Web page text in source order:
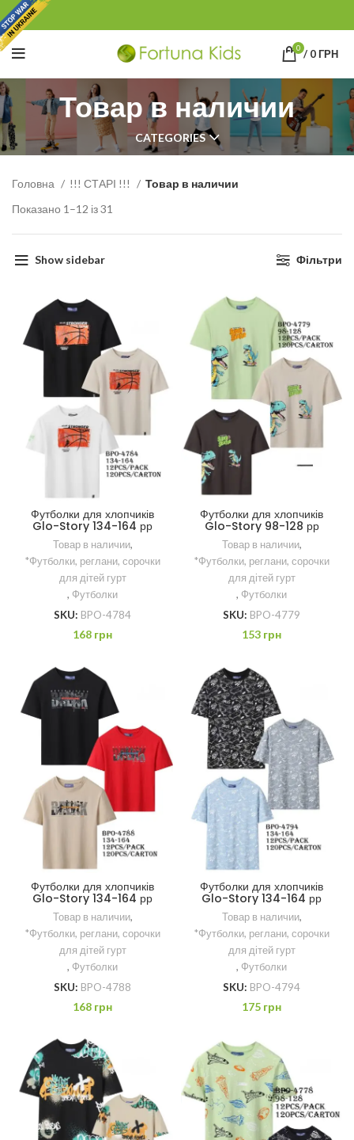
0 / 0ГРН
Товар в наличии
CATEGORIES
Головна !!! СТАРІ !!!
Товар в наличии
Показано 1–12 із 31
Show sidebar Фільтри
Футболки для хлопчиків
Glo-Story 134-164 рр
Товар в наличии,
*Футболки, реглани, сорочки
для дітей гурт
, Футболки
SKU: BPO-4784
168 грн
Футболки для хлопчиків
Glo-Story 98-128 рр
Товар в наличии,
*Футболки, реглани, сорочки
для дітей гурт
, Футболки
SKU: BPO-4779
153 грн
Футболки для хлопчиків
Glo-Story 134-164 рр
Товар в наличии,
*Футболки, реглани, сорочки
для дітей гурт
, Футболки
SKU: BPO-4788
168 грн
Футболки для хлопчиків
Glo-Story 134-164 рр
Товар в наличии,
*Футболки, реглани, сорочки
для дітей гурт
, Футболки
SKU: BPO-4794
175 грн